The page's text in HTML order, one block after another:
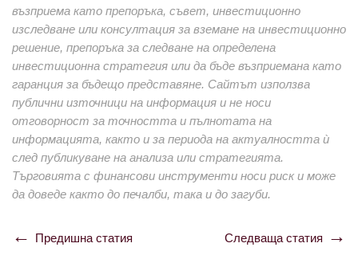
възприема като препоръка, съвет, инвестиционно
изследване или консултация за вземане на инвестиционно
решение, препоръка за следване на определена
инвестиционна стратегия или да бъде възприемана като
гаранция за бъдещо представяне. Сайтът използва
публични източници на информация и не носи
отговорност за точността и пълнотата на
информацията, както и за периода на актуалността ѝ
след публикуване на анализа или стратегията.
Търговията с финансови инструменти носи риск и може
да доведе както до печалби, така и до загуби.
Навигация
Предишна статия Следваща статия